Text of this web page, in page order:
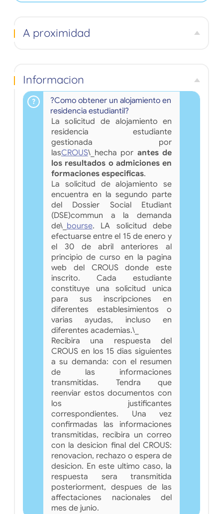
A proximidad
Informacion
?Como obtener un alojamiento en
residencia estudiantil?
La solicitud de alojamiento en
residencia estudiante
gestionada por
lasCROUS\_hecha por antes de
los resultados o admiciones en
formaciones especificas.
La solicitud de alojamiento se
encuentra en la segundo parte
del Dossier Social Etudiant
(DSE)commun a la demanda
de\_ bourse. LA solicitud debe
efectuarse entre el 15 de enero y
el 30 de abril anteriores al
principio de curso en la pagina
web del CROUS donde este
inscrito. Cada estudiante
constituye una solicitud unica
para sus inscripciones en
diferentes establesimientos o
varias ayudas, incluso en
diferentes academias.\_
Recibira una respuesta del
CROUS en los 15 dias siguientes
a su demanda: con el resumen
de las informaciones
transmitidas. Tendra que
reenviar estos documentos con
los justificantes
correspondientes. Una vez
confirmadas las informaciones
transmitidas, recibira un correo
con la desicion final del CROUS:
renovacion, rechazo o espera de
desicion. En este ultimo caso, la
respuesta sera transmitida
posteriorment, despues de las
affectaciones nacionales del
mes de junio.